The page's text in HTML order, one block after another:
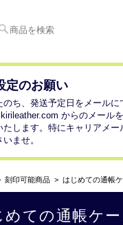
定のお願い
のち、発送予定日をメールに
からのメール
たします。特にキャリアメー
ませ。
刻印可能商品 はじめての通帳
めての通帳ケー